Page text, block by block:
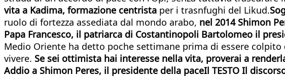
vita a Kadima, formazione centrista per i trasnfughi del Likud.
ruolo di fortezza assediata dal mondo arabo, nel 2014 Shimon
Papa Francesco, il patriarca di Costantinopoli Bartolomeo il
Medio Oriente ha detto poche settimane prima di essere colpito
vivere. Se sei ottimista hai interesse nella vita, proverai a
Addio a Shimon Peres, il presidente della paceIl TESTO Il